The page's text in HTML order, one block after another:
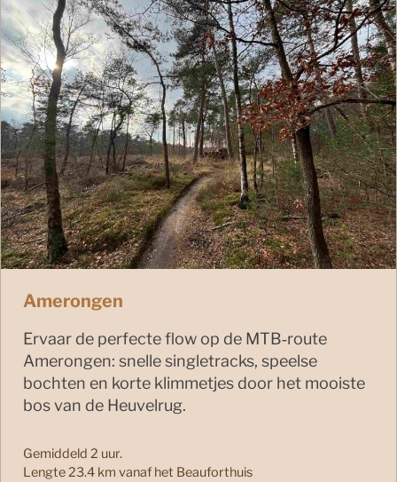
Amerongen
Ervaar de perfecte flow op de MTB‑route
Amerongen: snelle singletracks, speelse
bochten en korte klimmetjes door het mooiste
bos van de Heuvelrug.
Gemiddeld 2 uur.
Lengte 23.4 km vanaf het Beauforthuis